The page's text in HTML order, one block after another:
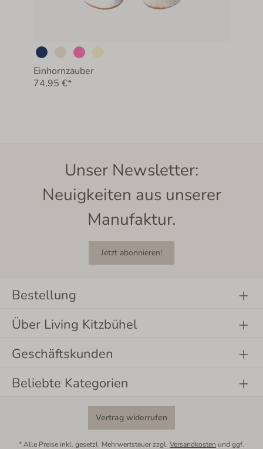
Einhornzauber
74,95 €*
Unser Newsletter:
Neuigkeiten aus unserer
Manufaktur.
Jetzt abonnieren!
Bestellung
Über Living Kitzbühel
Geschäftskunden
Beliebte Kategorien
Vertrag widerrufen
* Alle Preise inkl. gesetzl. Mehrwertsteuer zzgl. Versandkosten und ggf.